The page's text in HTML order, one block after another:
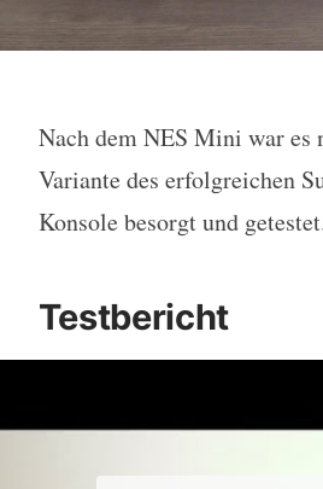
Nintendo Classic
Nach dem NES Mini war es
Variante des erfolgreichen
Konsole besorgt und
Testbericht